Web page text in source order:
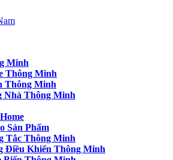
Minh
Thông Minh
Thông Minh
Nhà Thông Minh
Sản Phẩm
Tắc Thông Minh
Điều Khiển Thông Minh